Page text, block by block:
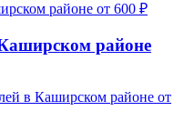
от 600 ₽
районе
от